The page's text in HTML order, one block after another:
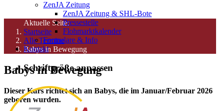
ZenJA Zeitung
ZenJA Zeitung & SHL-Bote
Pressestelle
Flohmarktkalender
Formulare & Info
Kontakt
Schriftgröße anpassen
Aktuelle Seite:
Startseite
Alle Termine
Babys in Bewegung
Babys in Bewegung
Dieser Kurs richtet sich an Babys, die im Januar/Februar 2026
geboren wurden.